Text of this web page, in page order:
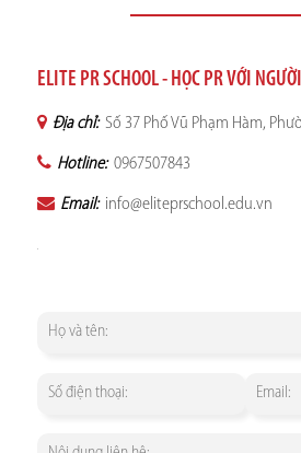
ELITE PR SCHOOL - HỌC PR VỚI
Địa chỉ: Số 37 Phố Vũ Phạm Hàm,
Hotline: 0967507843
Email: info@eliteprschool.edu.vn